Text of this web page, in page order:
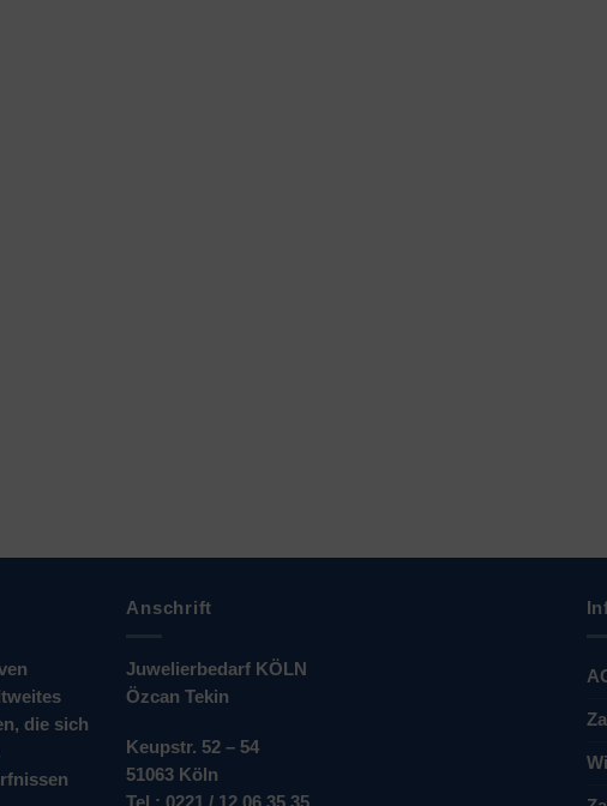
die sich
Anschrift
Juwelierbedarf KÖLN
Özcan Tekin
Keupstr. 52 – 54
51063 Köln